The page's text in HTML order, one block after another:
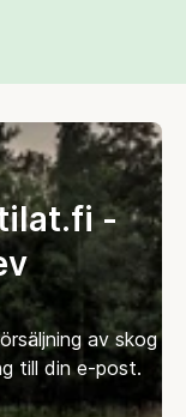
-
av skog
till din e-post.